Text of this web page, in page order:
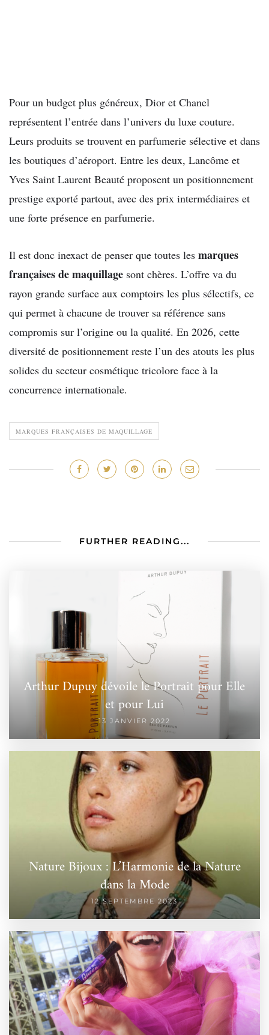
Pour un budget plus généreux, Dior et Chanel
représentent l’entrée dans l’univers du luxe couture.
Leurs produits se trouvent en parfumerie sélective et dans
les boutiques d’aéroport. Entre les deux, Lancôme et
Yves Saint Laurent Beauté proposent un positionnement
prestige exporté partout, avec des prix intermédiaires et
une forte présence en parfumerie.
Il est donc inexact de penser que toutes les marques
françaises de maquillage sont chères. L’offre va du
rayon grande surface aux comptoirs les plus sélectifs, ce
qui permet à chacune de trouver sa référence sans
compromis sur l’origine ou la qualité. En 2026, cette
diversité de positionnement reste l’un des atouts les plus
solides du secteur cosmétique tricolore face à la
concurrence internationale.
MARQUES FRANÇAISES DE MAQUILLAGE
FURTHER READING...
Arthur Dupuy dévoile le Portrait pour Elle
et pour Lui
13 JANVIER 2022
Nature Bijoux : L’Harmonie de la Nature
dans la Mode
12 SEPTEMBRE 2023